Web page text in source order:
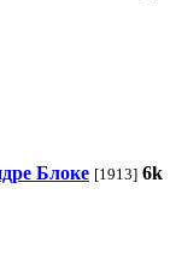
Блоке [1913] 6k